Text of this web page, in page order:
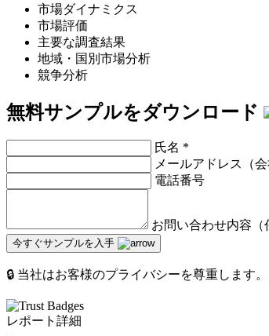
市場ダイナミクス
市場評価
主要な調査結果
地域・国別市場分析
競争分析
無料サンプルをダウンロード
氏名 *
メールアドレス（
電話番号
お問い合わせ内容（
今すぐサンプルを入手
🔒 当社はお客様のプライバシーを尊重します
レポート詳細